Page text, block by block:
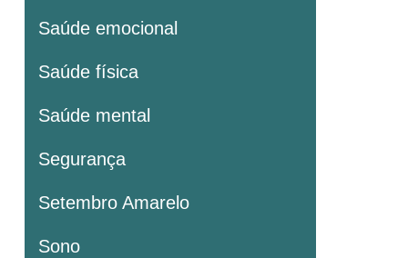
Saúde emocional
Saúde física
Saúde mental
Segurança
Setembro Amarelo
Sono